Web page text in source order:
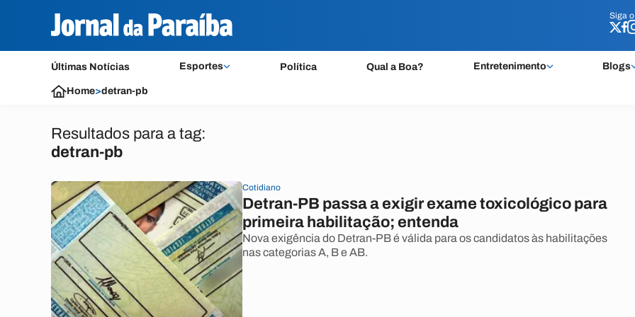
Siga o
Últimas Notícias Esportes Política Qual a Boa? Entretenimento Blogs
Siga o
Home>detran-pb
Resultados para a tag:
detran-pb
Cotidiano
Detran-PB passa a exigir exame toxicológico para
primeira habilitação; entenda
Nova exigência do Detran-PB é válida para os candidatos às habilitações
nas categorias A, B e AB.